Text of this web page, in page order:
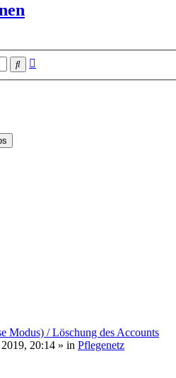
Suche
Modus) / Löschung des Accounts
2019, 20:14 » in Pflegenetz